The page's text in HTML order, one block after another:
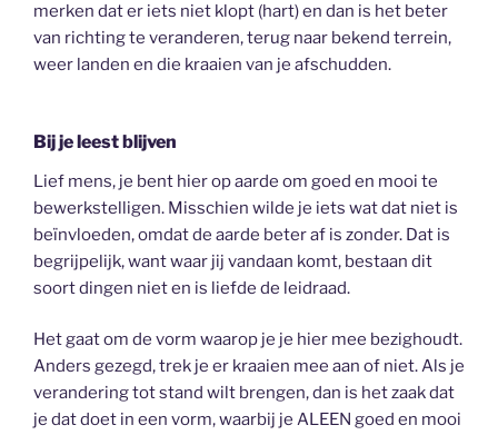
merken dat er iets niet klopt (hart) en dan is het beter
van richting te veranderen, terug naar bekend terrein,
weer landen en die kraaien van je afschudden.
Bij je leest blijven
Lief mens, je bent hier op aarde om goed en mooi te
bewerkstelligen. Misschien wilde je iets wat dat niet is
beïnvloeden, omdat de aarde beter af is zonder. Dat is
begrijpelijk, want waar jij vandaan komt, bestaan dit
soort dingen niet en is liefde de leidraad.
Het gaat om de vorm waarop je je hier mee bezighoudt.
Anders gezegd, trek je er kraaien mee aan of niet. Als je
verandering tot stand wilt brengen, dan is het zaak dat
je dat doet in een vorm, waarbij je ALEEN goed en mooi